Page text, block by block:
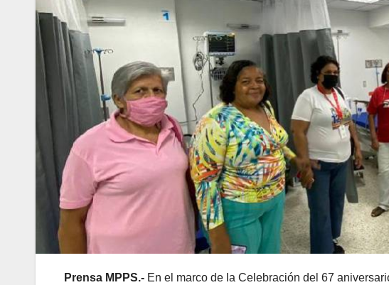
Prensa MPPS.- En el marco de la Celebración del 67